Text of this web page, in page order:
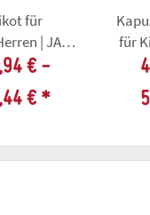
für
| JAKO
|
citro |
SV
€ -
€ *
für